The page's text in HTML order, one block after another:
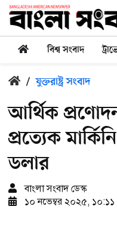
বিশ্ব সংবাদ
/ যুক্তরাষ্ট্র সংবাদ
আর্থিক
প্রত্যেক
ডলার
বাংলা সংবাদ ডেস্ক
১০ নভেম্বর ২০২৫, ১০:১১